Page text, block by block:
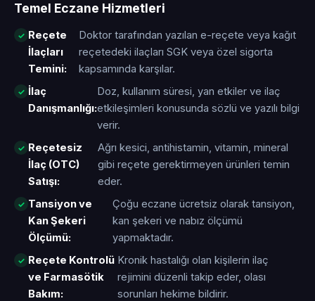
Temel Eczane Hizmetleri
Reçete
İlaçları
Temini:
Doktor tarafından yazılan e-reçete veya kağıt
reçetedeki ilaçları SGK veya özel sigorta
kapsamında karşılar.
İlaç
Danışmanlığı:
Doz, kullanım süresi, yan etkiler ve ilaç
etkileşimleri konusunda sözlü ve yazılı bilgi
verir.
Reçetesiz
İlaç (OTC)
Satışı:
Ağrı kesici, antihistamin, vitamin, mineral
gibi reçete gerektirmeyen ürünleri temin
eder.
Tansiyon ve
Kan Şekeri
Ölçümü:
Çoğu eczane ücretsiz olarak tansiyon,
kan şekeri ve nabız ölçümü
yapmaktadır.
Reçete Kontrolü
ve Farmasötik
Bakım:
Kronik hastalığı olan kişilerin ilaç
rejimini düzenli takip eder, olası
sorunları hekime bildirir.